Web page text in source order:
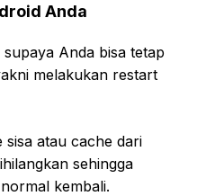
Anda
Anda bisa tetap
melakukan restart
atau cache dari
sehingga
kembali.